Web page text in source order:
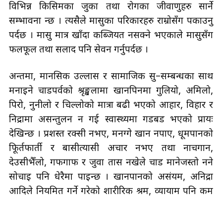
विभिन्न किसिमका जुका तथा रोगका जीवाणुहरु सार्ने
सम्भावना हुन्छ । त्यसैले मासुका परिकारहरु राम्रोसँग पकाउनु
पर्दछ । मासु मात्र खाँदा कब्जियत हुनसक्ने भएकाले मासुसँग
फलफूल तथा सलाद पनि सेवन गर्नुपर्दछ ।
अन्तमा, मानसिक उल्लास र सामाजिक सु–सम्बन्धका साथ
मनाइने चाडपर्वको श्रृङ्खलामा खानपिनमा गुलियो, अमिलो,
पिरो, नुनीलो र चिल्लोको मात्रा बढी भएको आहार, विहार र
निद्रामा असन्तुलन हुन गई स्वास्थ्यमा गडबड भएको प्रायः
देखिन्छ । प्रशस्त रक्सी नभए, मनग्गे खान नपाए, धूमपानको
फूिर्तफार्ती र बासीत्यासी अचार नभए तथा नाचगान,
देउसीभैँलो, गफगाफ र जुवा तास नखेले चाड मानेजस्तो नहुने
सोचाइ पनि धेरैमा पाइन्छ । खानपानको असंयम, अनिद्रा
आदिले नियमित गर्ने गरेको शारीरिक श्रम, व्यायाम पनि कम